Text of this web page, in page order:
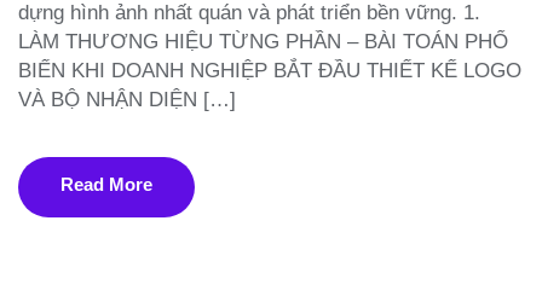
dựng hình ảnh nhất quán và phát triển bền vững. 1.
LÀM THƯƠNG HIỆU TỪNG PHẦN – BÀI TOÁN PHỔ
BIẾN KHI DOANH NGHIỆP BẮT ĐẦU THIẾT KẾ LOGO
VÀ BỘ NHẬN DIỆN […]
Read More